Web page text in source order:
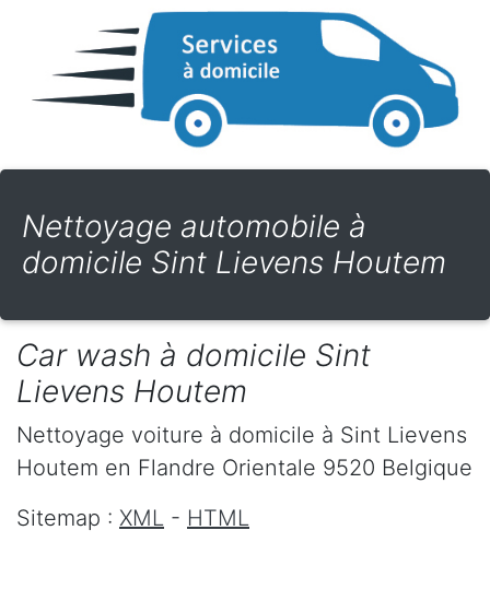
Nettoyage automobile à
domicile Sint Lievens Houtem
Car wash à domicile Sint
Lievens Houtem
Nettoyage voiture à domicile à Sint Lievens
Houtem en Flandre Orientale 9520 Belgique
Sitemap : XML - HTML